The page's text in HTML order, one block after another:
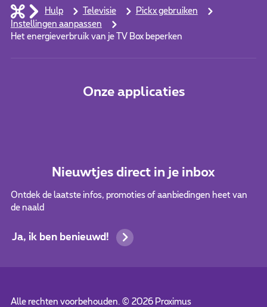
Hulp Televisie
Pickx gebruiken
Instellingen aanpassen
Het energieverbruik van je TV Box beperken
Onze applicaties
Nieuwtjes direct in je inbox
Ontdek de laatste infos, promoties of aanbiedingen heet van
de naald
Ja, ik ben benieuwd!
Alle rechten voorbehouden. © 2026Proximus